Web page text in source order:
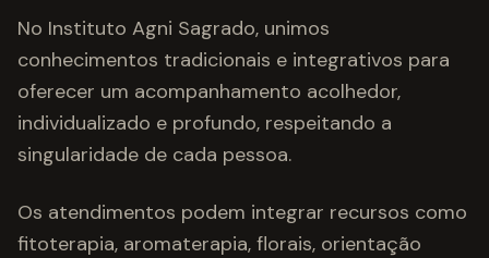
No Instituto Agni Sagrado, unimos
conhecimentos tradicionais e integrativos para
oferecer um acompanhamento acolhedor,
individualizado e profundo, respeitando a
singularidade de cada pessoa.
Os atendimentos podem integrar recursos como
fitoterapia, aromaterapia, florais, orientação